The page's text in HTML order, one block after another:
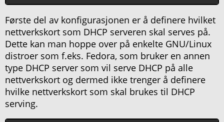
Første del av konfigurasjonen er å definere hvilket
nettverkskort som DHCP serveren skal serves på.
Dette kan man hoppe over på enkelte GNU/Linux
distroer som f.eks. Fedora, som bruker en annen
type DHCP server som vil serve DHCP på alle
nettverkskort og dermed ikke trenger å definere
hvilke nettverkskort som skal brukes til DHCP
serving.